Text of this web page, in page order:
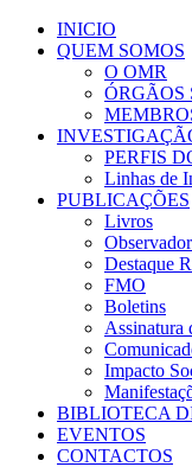
INICIO
QUEM SOMOS
O OMR
ÓRGÃOS
PERFIS
Linhas de
PUBLICAÇÕES
Livros
Destaque
FMO
Boletins
Assinatura
Impacto
BIBLIOTECA
EVENTOS
CONTACTOS